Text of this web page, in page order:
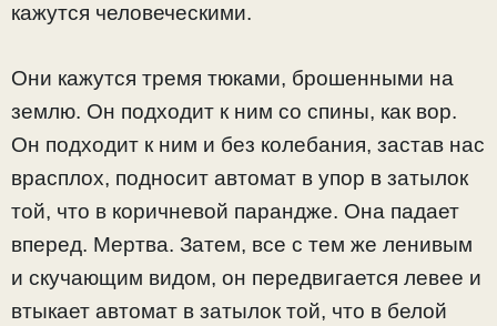
кажутся человеческими.
Они кажутся тремя тюками, брошенными на
землю. Он подходит к ним со спины, как вор.
Он подходит к ним и без колебания, застав нас
врасплох, подносит автомат в упор в затылок
той, что в коричневой парандже. Она падает
вперед. Мертва. Затем, все с тем же ленивым
и скучающим видом, он передвигается левее и
втыкает автомат в затылок той, что в белой